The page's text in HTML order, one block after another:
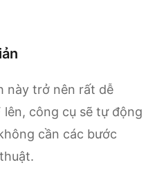
này trở nên rất dễ
lên, công cụ sẽ tự động
cần các bước